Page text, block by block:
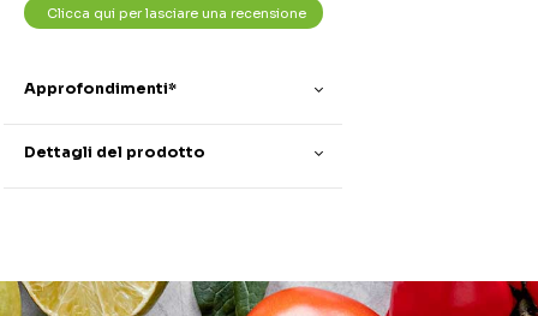
Clicca qui per lasciare una recensione
Approfondimenti*
Dettagli del prodotto